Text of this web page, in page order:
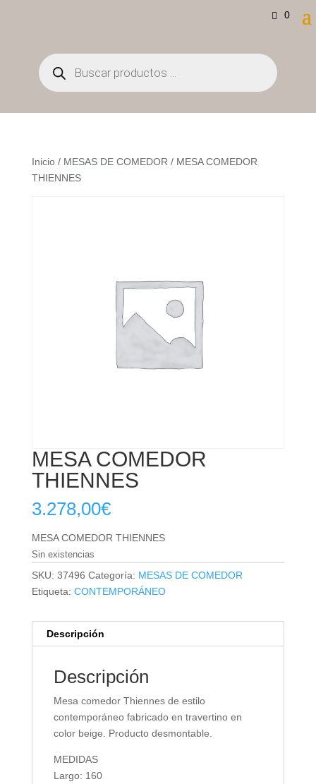
0
Búsqueda
de
productos
Inicio/ MESAS DE COMEDOR / MESA COMEDOR
THIENNES
MESA COMEDOR
THIENNES
3.278,00€
MESA COMEDOR THIENNES
Sin existencias
SKU: 37496 Categoría: MESAS DE COMEDOR
Etiqueta: CONTEMPORÁNEO
Descripción
Descripción
Mesa comedor Thiennes de estilo
contemporáneo fabricado en travertino en
color beige. Producto desmontable.
MEDIDAS
Largo: 160